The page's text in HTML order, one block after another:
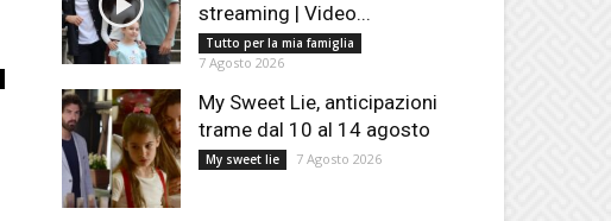
streaming | Video...
Tutto per la mia famiglia
7 Agosto 2026
My Sweet Lie, anticipazioni
trame dal 10 al 14 agosto
My sweet lie 7 Agosto 2026